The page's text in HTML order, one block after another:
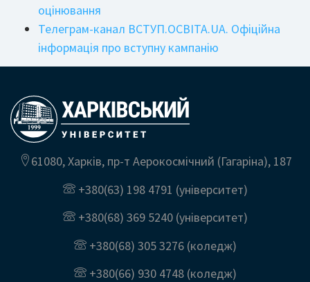
оцінювання
Телеграм-канал ВСТУП.ОСВІТА.UA. Офіційна
інформація про вступну кампанію
61080, Харків, пр-т Аерокосмічний (Гагаріна), 187
+380(63) 198 4791 (університет)
+380(68) 369 5240(університет)
+380(68) 305 3276(коледж)
+380(66) 930 4748(коледж)